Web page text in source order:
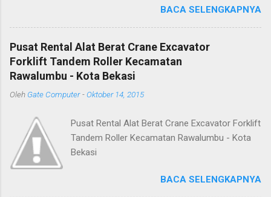
BACA SELENGKAPNYA
Pusat Rental Alat Berat Crane Excavator
Forklift Tandem Roller Kecamatan
Rawalumbu - Kota Bekasi
Oleh Gate Computer -Oktober 14, 2015
Pusat Rental Alat Berat Crane Excavator Forklift
Tandem Roller Kecamatan Rawalumbu - Kota
Bekasi
BACA SELENGKAPNYA